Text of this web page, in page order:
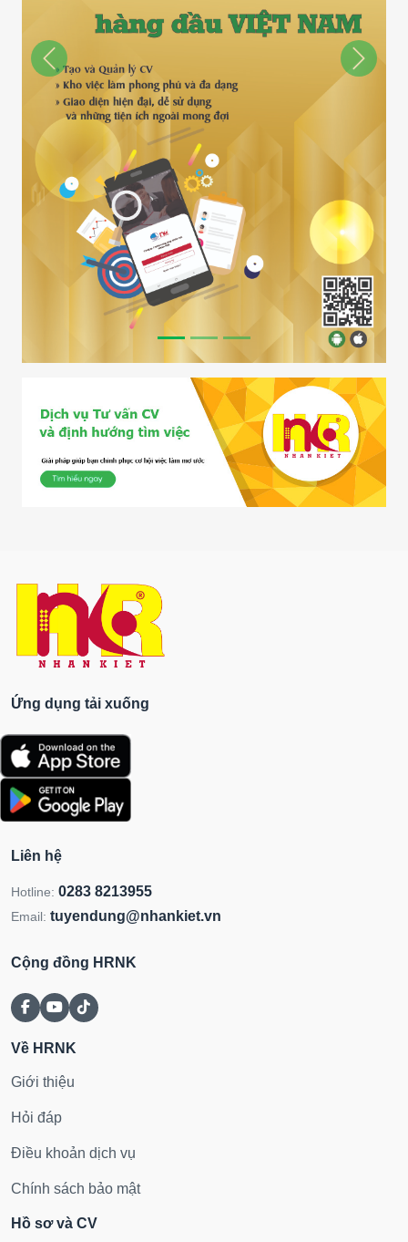
Previous Next
Ứng dụng tải xuống
Liên hệ
Hotline: 0283 8213955
Email: tuyendung@nhankiet.vn
Cộng đồng HRNK
Về HRNK
Giới thiệu
Hỏi đáp
Điều khoản dịch vụ
Chính sách bảo mật
Hồ sơ và CV